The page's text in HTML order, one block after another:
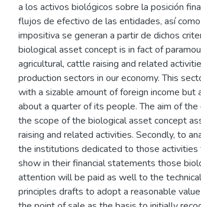
a los activos biológicos sobre la posición
flujos de efectivo de las entidades, así
impositiva se generan a partir de dichos
biological asset concept is in fact of
agricultural, cattle raising and related
production sectors in our economy. This
with a sizable amount of foreign income
about a quarter of its people. The aim of
the scope of the biological asset concept
raising and related activities. Secondly, to
the institutions dedicated to those activities
show in their financial statements those
attention will be paid as well to the
principles drafts to adopt a reasonable